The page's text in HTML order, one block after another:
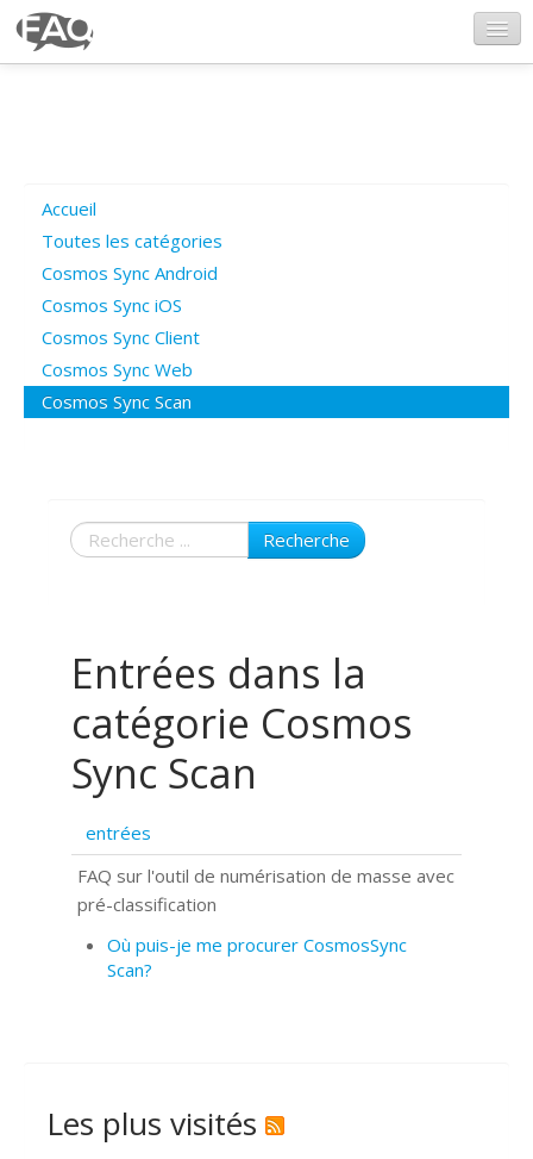
Poser une question
Questions ouvertes
Connexion
Accueil
Toutes les catégories
Cosmos Sync Android
Cosmos Sync iOS
Cosmos Sync Client
Cosmos Sync Web
Cosmos Sync Scan
Recherche
Entrées dans la
catégorie Cosmos
Sync Scan
entrées
FAQ sur l'outil de numérisation de masse avec
pré-classification
Où puis-je me procurer CosmosSync
Scan?
Les plus visités